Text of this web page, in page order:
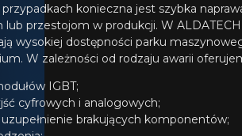
konieczna jest szybka
przestojom w produkcji. W
wysokiej dostępności parku
W zależności od rodzaju awarii
IGBT;
cyfrowych i analogowych;
brakujących komponentów;